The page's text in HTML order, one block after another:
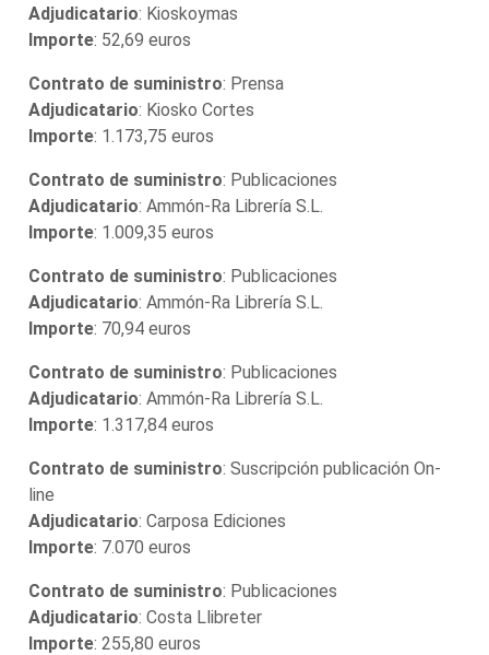
Adjudicatario: Kioskoymas
Importe: 52,69 euros
Contrato de suministro: Prensa
Adjudicatario: Kiosko Cortes
Importe: 1.173,75 euros
Contrato de suministro: Publicaciones
Adjudicatario: Ammón-Ra Librería S.L.
Importe: 1.009,35 euros
Contrato de suministro: Publicaciones
Adjudicatario: Ammón-Ra Librería S.L.
Importe: 70,94 euros
Contrato de suministro: Publicaciones
Adjudicatario: Ammón-Ra Librería S.L.
Importe: 1.317,84 euros
Contrato de suministro: Suscripción publicación On-
line
Adjudicatario: Carposa Ediciones
Importe: 7.070 euros
Contrato de suministro: Publicaciones
Adjudicatario: Costa Llibreter
Importe: 255,80 euros